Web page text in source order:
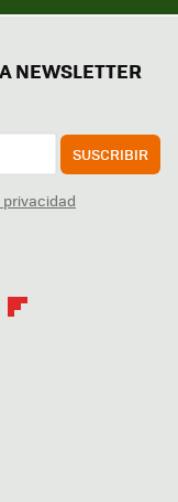
NEWSLETTER
SUSCRIBIR